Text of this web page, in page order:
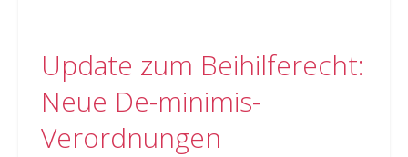
Update zum Beihilferecht:
Neue De-minimis-
Verordnungen